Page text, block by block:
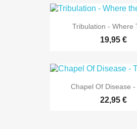
Tribulation - Where
19,95 €
Chapel Of Disease -
22,95 €